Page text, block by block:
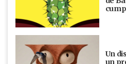
Un
un